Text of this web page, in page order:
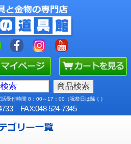
受付時間 8：00～17：00（祝祭日は除く）
FAX:048-524-7345